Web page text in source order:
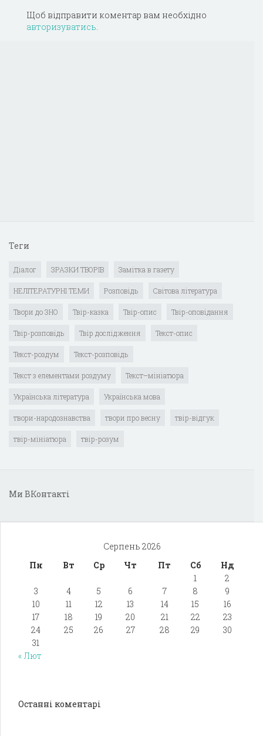
Щоб відправити коментар вам необхідно
авторизуватись.
Теги
Діалог ЗРАЗКИ ТВОРІВ Замітка в газету
НЕЛІТЕРАТУРНІ ТЕМИ Розповідь Світова література
Твори до ЗНО Твір-казка Твір-опис Твір-оповідання
Твір-розповідь Твір дослідження Текст-опис
Текст-роздум Текст-розповідь
Текст з елементами роздуму Текст–мініатюра
Українська література Українська мова
твори-народознавства твори про весну твір-відгук
твір-мініатюра твір-розум
Ми ВКонтакті
Серпень 2026
Пн
Вт Ср Чт Пт Сб
Нд
1
2
3
4 5 6 7 8
9
10
11 12 13 14 15
16
17
18 19 20 21 22
23
24
25 26 27 28 29
30
31
« Лют
Останні коментарі